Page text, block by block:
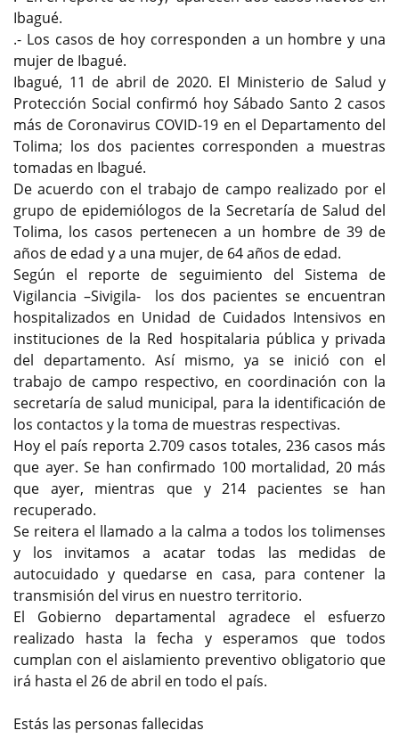
Ibagué.
.- Los casos de hoy corresponden a un hombre y una
mujer de Ibagué.
Ibagué, 11 de abril de 2020. El Ministerio de Salud y
Protección Social confirmó hoy Sábado Santo 2 casos
más de Coronavirus COVID-19 en el Departamento del
Tolima; los dos pacientes corresponden a muestras
tomadas en Ibagué.
De acuerdo con el trabajo de campo realizado por el
grupo de epidemiólogos de la Secretaría de Salud del
Tolima, los casos pertenecen a un hombre de 39 de
años de edad y a una mujer, de 64 años de edad.
Según el reporte de seguimiento del Sistema de
Vigilancia –Sivigila- los dos pacientes se encuentran
hospitalizados en Unidad de Cuidados Intensivos en
instituciones de la Red hospitalaria pública y privada
del departamento. Así mismo, ya se inició con el
trabajo de campo respectivo, en coordinación con la
secretaría de salud municipal, para la identificación de
los contactos y la toma de muestras respectivas.
Hoy el país reporta 2.709 casos totales, 236 casos más
que ayer. Se han confirmado 100 mortalidad, 20 más
que ayer, mientras que y 214 pacientes se han
recuperado.
Se reitera el llamado a la calma a todos los tolimenses
y los invitamos a acatar todas las medidas de
autocuidado y quedarse en casa, para contener la
transmisión del virus en nuestro territorio.
El Gobierno departamental agradece el esfuerzo
realizado hasta la fecha y esperamos que todos
cumplan con el aislamiento preventivo obligatorio que
irá hasta el 26 de abril en todo el país.
Estás las personas fallecidas